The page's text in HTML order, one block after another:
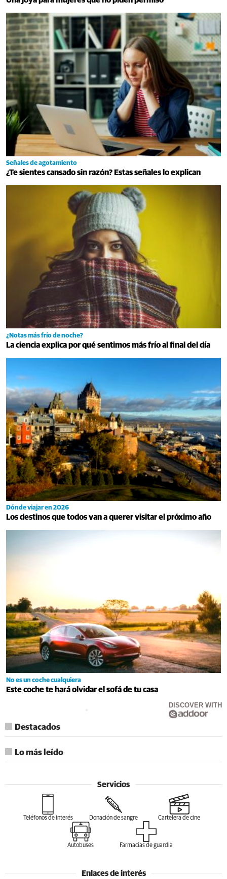
Señales de agotamiento
¿Te sientes cansado sin razón? Estas señales lo explican
¿Notas más frío de noche?
La ciencia explica por qué sentimos más frío al final del día
Dónde viajar en 2026
Los destinos que todos van a querer visitar el próximo año
No es un coche cualquiera
Este coche te hará olvidar el sofá de tu casa
DISCOVER WITH
Destacados
Lo más leído
Servicios
Teléfonos de interés Donación de sangre Cartelera de cine
Autobuses Farmacias de guardia
Enlaces de interés